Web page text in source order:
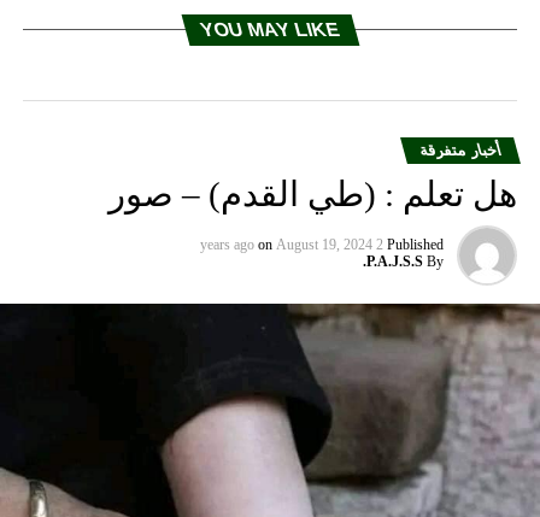
الأسلاك الشائكة على الحدود بالوحشيّة وفصل الآباء والأمهات
به المطاف أسير الجدران التي يبنيها.”
عن النساء
وندد البابا بأن النساء يحتلن، في أغلب الأحيان، المرتبة الثانيّة لكن
منزل دون امرأة “لا ينجح” خاصةً وان إرث المرأة هو “الحنان”.
وانتقد أسقف روما عبوديّة النساء التي ليست نادرة حتى في
أوروبا. ونصح بقراءة كتاب اليزيديّة ناديا موراد “لأكون الأخيرة”،
وهي الحائزة على جائزة نوبل للسلام .
YOU MAY LIKE
أخبار متفرقة
هل تعلم : (طي القدم) – صور
Published
2 years ago
on August 19, 2024
By
P.A.J.S.S.